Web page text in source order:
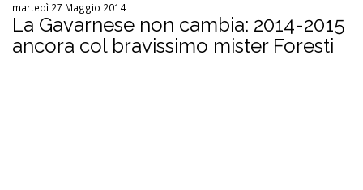
martedì 27 Maggio 2014
La Gavarnese non cambia: 2014-2015
ancora col bravissimo mister Foresti